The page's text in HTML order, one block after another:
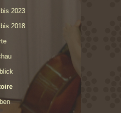
2023
2018